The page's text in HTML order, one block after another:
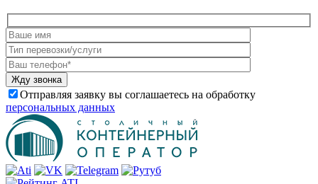
Отправляя заявку вы соглашаетесь на обработку
персональных данных